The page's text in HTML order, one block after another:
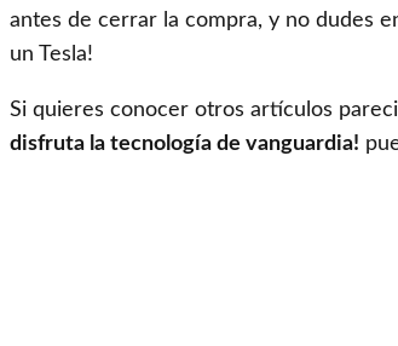
antes de cerrar la compra, y no dudes
un Tesla!
Si quieres conocer otros artículos
disfruta la tecnología de vanguardia!